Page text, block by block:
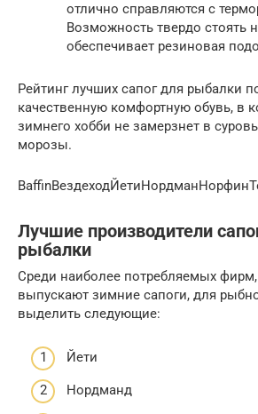
отлично справляются с
Возможность твердо стоять
обеспечивает резиновая
Рейтинг лучших сапог для рыбалки
качественную комфортную обувь, в
зимнего хобби не замерзнет в
морозы.
Лучшие производители
рыбалки
Среди наиболее потребляемых
выпускают зимние сапоги, для
выделить следующие:
Йети
Нордманд